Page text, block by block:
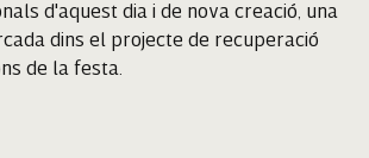
d'aquest dia i de nova creació, una
dins el projecte de recuperació
de la festa.